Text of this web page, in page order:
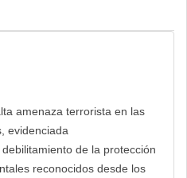
amenaza terrorista en las
evidenciada
de la protección
reconocidos desde los